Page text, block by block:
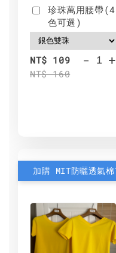
珍珠萬用腰帶(4
色可選)
NT$ 109
NT$ 160
- +